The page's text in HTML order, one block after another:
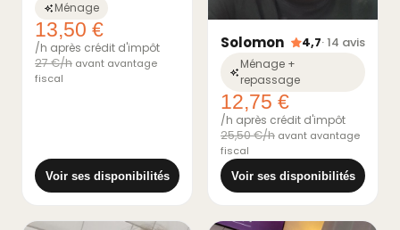
Ménage
13,50 €
/h après crédit d'impôt
27 €/h avant avantage
fiscal
Voir ses disponibilités
Solomon 4,7· 14 avis
Ménage +
repassage
12,75 €
/h après crédit d'impôt
25,50 €/h avant avantage
fiscal
Voir ses disponibilités